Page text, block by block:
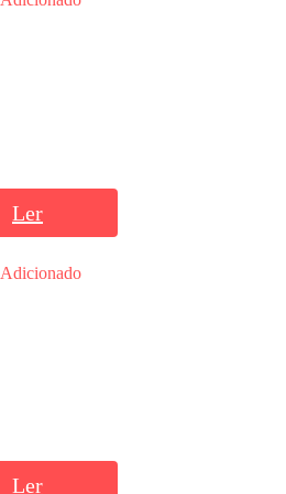
Ler
Adicionado
Ler